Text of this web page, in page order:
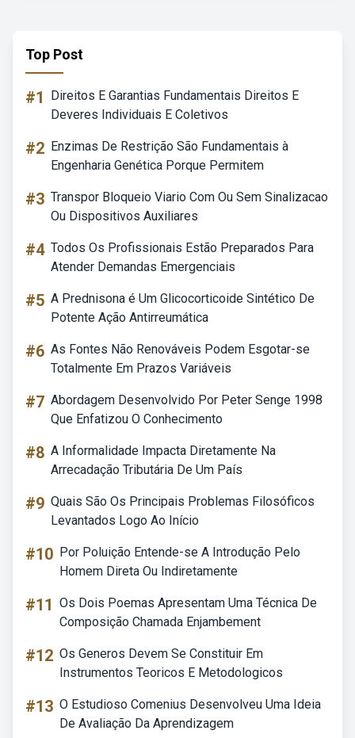
Top Post
#1
Direitos E Garantias Fundamentais Direitos E
Deveres Individuais E Coletivos
#2 Enzimas De Restrição São Fundamentais à
Engenharia Genética Porque Permitem
#3 Transpor Bloqueio Viario Com Ou Sem Sinalizacao
Ou Dispositivos Auxiliares
#4 Todos Os Profissionais Estão Preparados Para
Atender Demandas Emergenciais
#5 A Prednisona é Um Glicocorticoide Sintético De
Potente Ação Antirreumática
#6 As Fontes Não Renováveis Podem Esgotar-se
Totalmente Em Prazos Variáveis
#7 Abordagem Desenvolvido Por Peter Senge 1998
Que Enfatizou O Conhecimento
#8 A Informalidade Impacta Diretamente Na
Arrecadação Tributária De Um País
#9 Quais São Os Principais Problemas Filosóficos
Levantados Logo Ao Início
#10 Por Poluição Entende-se A Introdução Pelo
Homem Direta Ou Indiretamente
#11 Os Dois Poemas Apresentam Uma Técnica De
Composição Chamada Enjambement
#12 Os Generos Devem Se Constituir Em
Instrumentos Teoricos E Metodologicos
#13 O Estudioso Comenius Desenvolveu Uma Ideia
De Avaliação Da Aprendizagem